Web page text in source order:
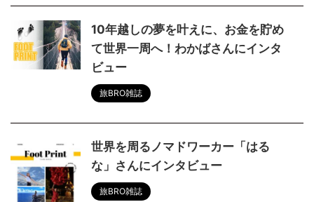
10年越しの夢を叶えに、お金を貯め
て世界一周へ！わかばさんにインタ
ビュー
旅BRO雑誌
世界を周るノマドワーカー「はる
な」さんにインタビュー
旅BRO雑誌